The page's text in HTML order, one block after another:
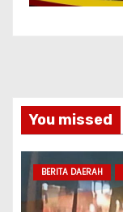
You missed
BERITA DAERAH